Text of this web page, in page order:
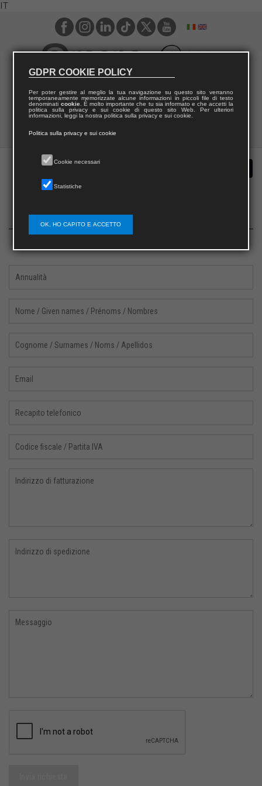
IT
Richiedi abbonamento / Request subscription /
Demande de abonnement / Solicita la suscripción
GDPR COOKIE POLICY
Per poter gestire al meglio la tua navigazione su questo sito verranno
temporaneamente memorizzate alcune informazioni in piccoli file di testo
denominati cookie. È molto importante che tu sia informato e che accetti la
politica sulla privacy e sui cookie di questo sito Web. Per ulteriori
informazioni, leggi la nostra politica sulla privacy e sui cookie.
Politica sulla privacy e sui cookie
Cookie necessari
Statistiche
OK, HO CAPITO E ACCETTO